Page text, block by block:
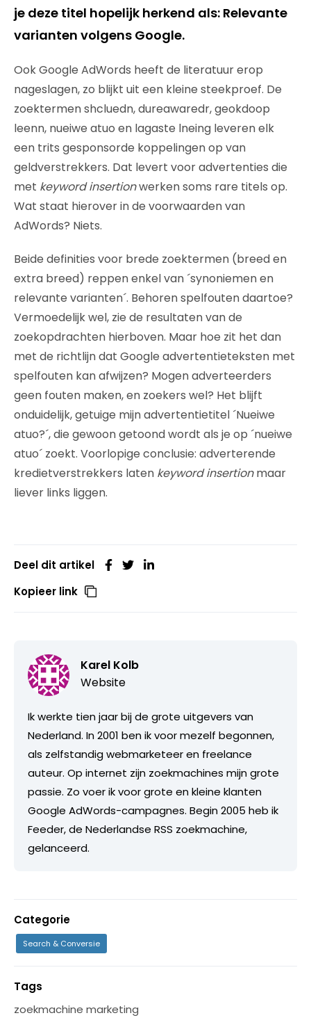
je deze titel hopelijk herkend als: Relevante
varianten volgens Google.
Ook Google AdWords heeft de literatuur erop
nageslagen, zo blijkt uit een kleine steekproef. De
zoektermen shcluedn, dureawaredr, geokdoop
leenn, nueiwe atuo en lagaste lneing leveren elk
een trits gesponsorde koppelingen op van
geldverstrekkers. Dat levert voor advertenties die
met keyword insertionwerken soms rare titels op.
Wat staat hierover in de voorwaarden van
AdWords? Niets.
Beide definities voor brede zoektermen (breed en
extra breed) reppen enkel van ´synoniemen en
relevante varianten´. Behoren spelfouten daartoe?
Vermoedelijk wel, zie de resultaten van de
zoekopdrachten hierboven. Maar hoe zit het dan
met de richtlijn dat Google advertentieteksten met
spelfouten kan afwijzen? Mogen adverteerders
geen fouten maken, en zoekers wel? Het blijft
onduidelijk, getuige mijn advertentietitel ´Nueiwe
atuo?´, die gewoon getoond wordt als je op ´nueiwe
atuo´ zoekt. Voorlopige conclusie: adverterende
kredietverstrekkers laten keyword insertionmaar
liever links liggen.
Deel dit artikel
Kopieer link
Karel Kolb
Website
Ik werkte tien jaar bij de grote uitgevers van
Nederland. In 2001 ben ik voor mezelf begonnen,
als zelfstandig webmarketeer en freelance
auteur. Op internet zijn zoekmachines mijn grote
passie. Zo voer ik voor grote en kleine klanten
Google AdWords-campagnes. Begin 2005 heb ik
Feeder, de Nederlandse RSS zoekmachine,
gelanceerd.
Categorie
Search & Conversie
Tags
zoekmachine marketing